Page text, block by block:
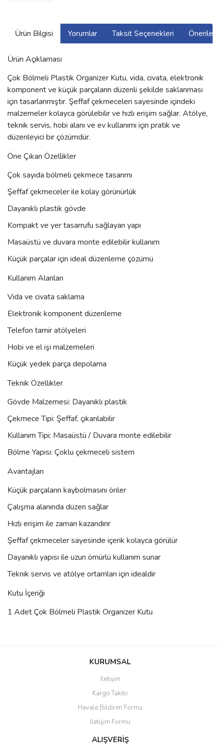
Ürün Bilgisi Yorumlar Taksit Seçenekleri
Ürün Açıklaması
Çok Bölmeli Plastik Organizer Kutu, vida, civata, elektronik
komponent ve küçük parçaların düzenli şekilde saklanması
için tasarlanmıştır. Şeffaf çekmeceleri sayesinde içindeki
malzemeler kolayca görülebilir ve hızlı erişim sağlar. Atölye,
teknik servis, hobi alanı ve ev kullanımı için pratik ve
düzenleyici bir çözümdür.
Öne Çıkan Özellikler
Çok sayıda bölmeli çekmece tasarımı
Şeffaf çekmeceler ile kolay görünürlük
Dayanıklı plastik gövde
Kompakt ve yer tasarrufu sağlayan yapı
Masaüstü ve duvara monte edilebilir kullanım
Küçük parçalar için ideal düzenleme çözümü
Kullanım Alanları
Vida ve civata saklama
Elektronik komponent düzenleme
Telefon tamir atölyeleri
Hobi ve el işi malzemeleri
Küçük yedek parça depolama
Teknik Özellikler
Gövde Malzemesi: Dayanıklı plastik
Çekmece Tipi: Şeffaf, çıkarılabilir
Kullanım Tipi: Masaüstü / Duvara monte edilebilir
Bölme Yapısı: Çoklu çekmeceli sistem
Avantajları
Küçük parçaların kaybolmasını önler
Çalışma alanında düzen sağlar
Hızlı erişim ile zaman kazandırır
Şeffaf çekmeceler sayesinde içerik kolayca görülür
Dayanıklı yapısı ile uzun ömürlü kullanım sunar
Teknik servis ve atölye ortamları için idealdir
Kutu İçeriği
1 Adet Çok Bölmeli Plastik Organizer Kutu
Bu ürüne ilk yorumu siz yapın!
Ürün resmi kalitesiz, bozuk veya görüntülenemiyor.
Ürün açıklamasında eksik bilgiler bulunuyor.
Ürün bilgilerinde hatalar bulunuyor.
Ürün fiyatı diğer sitelerden daha pahalı.
KURUMSAL
İletişim
Kargo Takibi
Havale Bildirim Formu
İletişim Formu
ALIŞVERİŞ